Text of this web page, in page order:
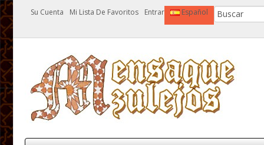
Su Cuenta Mi Lista De Favoritos Entrar Español